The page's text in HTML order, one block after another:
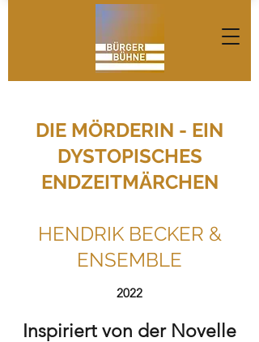
DIE MÖRDERIN - EIN
DYSTOPISCHES
ENDZEITMÄRCHEN
HENDRIK BECKER &
ENSEMBLE
2022
Inspiriert von der Novelle